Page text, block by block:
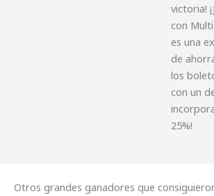
victoria!
con
es una
de
los
con un
25%!
Otros grandes ganadores que